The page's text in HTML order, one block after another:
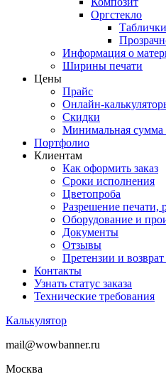
Оргстекло
Информация о
Ширины печати
Цены
Прайс
Онлайн-
Скидки
Минимальная сумма
Портфолио
Клиентам
Как оформить заказ
Сроки исполнения
Цветопроба
Разрешение печати,
Оборудование и
Документы
Отзывы
Претензии и возврат
Контакты
Узнать статус заказа
Технические требования
Калькулятор
mail@wowbanner.ru
Москва